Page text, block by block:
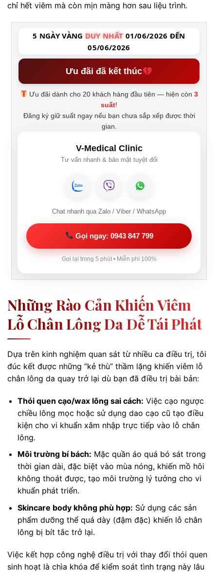
chỉ hết viêm mà còn mịn màng hơn sau liệu trình.
5 NGÀY VÀNG DUY NHẤT 01/06/2026 ĐẾN
05/06/2026
Ưu đãi đã kết thúc
Ưu đãi dành cho 20 khách hàng đầu tiên — hiện còn3
suất!
Đăng ký giữ suất ngay nếu bạn chưa sắp xếp được thời
gian.
V-Medical Clinic
Tư vấn nhanh & bảo mật tuyệt đối
Chat nhanh qua Zalo / Viber / WhatsApp
Gọi ngay: 0943 847 799
Gọi lại trong 5 phút • Miễn phí 100%
Những Rào Cản Khiến Viêm
Lỗ Chân Lông Da Dễ Tái Phát
Dựa trên kinh nghiệm quan sát từ nhiều ca điều trị, tôi
đúc kết được những “kẻ thù” thầm lặng khiến viêm lỗ
chân lông da quay trở lại dù bạn đã điều trị bài bản:
Thói quen cạo/wax lông sai cách: Việc cạo ngược
chiều lông mọc hoặc sử dụng dao cạo cũ tạo điều
kiện cho vi khuẩn xâm nhập trực tiếp vào lỗ chân
lông.
Môi trường bí bách: Mặc quần áo quá bó sát trong
thời gian dài, đặc biệt vào mùa nóng, khiến mồ hôi
không thoát được, tạo môi trường lý tưởng cho vi
khuẩn phát triển.
Skincare body không phù hợp: Sử dụng các sản
phẩm dưỡng thể quá dày (đậm đặc) khiến lỗ chân
lông bị bít tắc trở lại.
Việc kết hợp công nghệ điều trị với thay đổi thói quen
sinh hoạt là chìa khóa để kiểm soát tình trạng này lâu